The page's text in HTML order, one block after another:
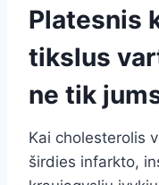
Platesnis
tikslus
ne tik
Kai cholesterolis
širdies infarkto,